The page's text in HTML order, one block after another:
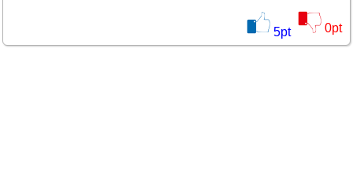
5pt 0pt